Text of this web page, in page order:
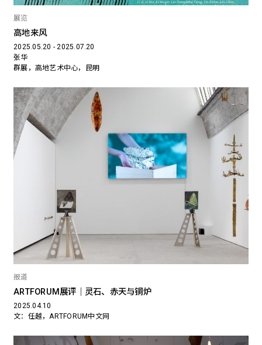
展览
高地来风
2025.05.20 - 2025.07.20
张华
群展，高地艺术中心，昆明
报道
ARTFORUM展评｜灵石、赤天与铜炉
2025.04.10
文：任越，ARTFORUM中文网